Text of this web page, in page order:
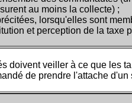
au moins la collecte) ;
lorsqu'elles sont
et perception de la taxe
doivent veiller à ce que les
de prendre l'attache